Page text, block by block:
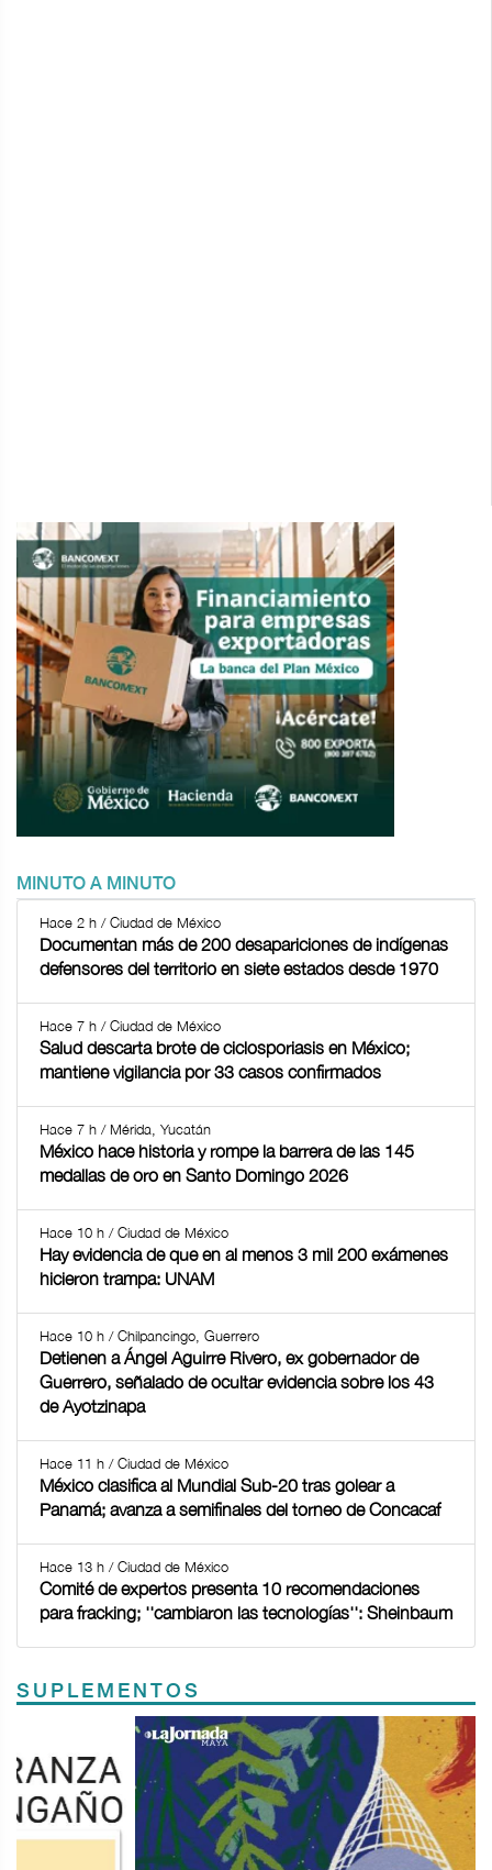
MINUTO A MINUTO
Hace 2 h / Ciudad de México
Documentan más de 200 desapariciones de indígenas
defensores del territorio en siete estados desde 1970
Hace 7 h / Ciudad de México
Salud descarta brote de ciclosporiasis en México;
mantiene vigilancia por 33 casos confirmados
Hace 7 h / Mérida, Yucatán
México hace historia y rompe la barrera de las 145
medallas de oro en Santo Domingo 2026
Hace 10 h / Ciudad de México
Hay evidencia de que en al menos 3 mil 200 exámenes
hicieron trampa: UNAM
Hace 10 h / Chilpancingo, Guerrero
Detienen a Ángel Aguirre Rivero, ex gobernador de
Guerrero, señalado de ocultar evidencia sobre los 43
de Ayotzinapa
Hace 11 h / Ciudad de México
México clasifica al Mundial Sub-20 tras golear a
Panamá; avanza a semifinales del torneo de Concacaf
Hace 13 h / Ciudad de México
Comité de expertos presenta 10 recomendaciones
para fracking; ''cambiaron las tecnologías'': Sheinbaum
SUPLEMENTOS